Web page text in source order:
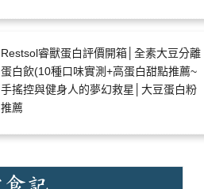
Restsol睿獸蛋白評價開箱│全素大豆分離
蛋白飲(10種口味實測+高蛋白甜點推薦~
手搖控與健身人的夢幻救星│大豆蛋白粉
推薦